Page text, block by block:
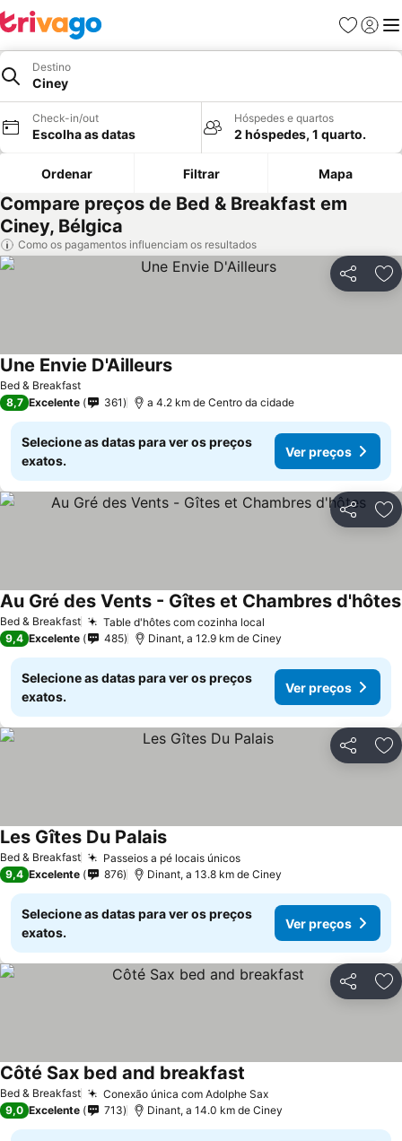
Favoritos
Iniciar
Destino
Ciney
Check-in/out
Escolha as datas
Hóspedes e quartos
2 hóspedes, 1 quarto.
Ordenar Filtrar Mapa
Compare preços de Bed & Breakfast em
Ciney, Bélgica
Como os pagamentos influenciam os resultados
Partilhar
Bed & Breakfast
Une Envie D'AilleursVer preços
8,7 Excelente 361 a 4.2 km de Centro da cidade
Selecione as datas para ver os preços
exatos.
Ver preços
Partilhar
Bed & Breakfast Table d'hôtes com cozinha local
Au Gré des Vents - Gîtes et Chambres d'hôtes
9,4 Excelente 485 Dinant, a 12.9 km de Ciney
Selecione as datas para ver os preços
exatos.
Ver preços
Partilhar
Bed & Breakfast Passeios a pé locais únicosVer preços
Les Gîtes Du PalaisVer preços
9,4 Excelente 876 Dinant, a 13.8 km de Ciney
Selecione as datas para ver os preços
exatos.
Ver preços
Partilhar
Bed & Breakfast Conexão única com Adolphe SaxVer preços
Côté Sax bed and breakfast
9,0 Excelente 713 Dinant, a 14.0 km de Ciney